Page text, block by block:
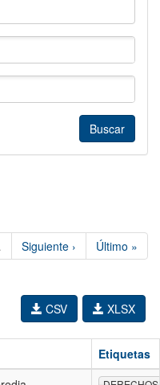
Siguiente › Último »
XLSX
CSV
Etiquetas